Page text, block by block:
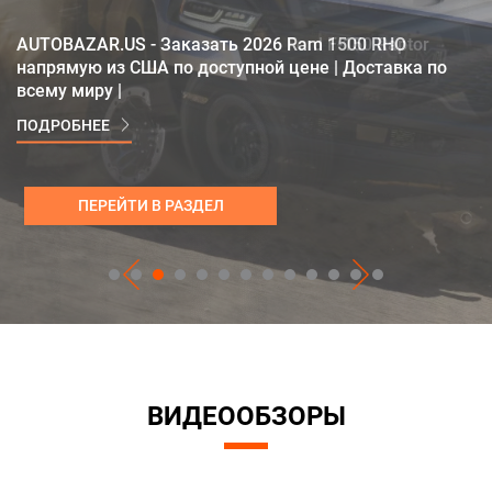
ПЕРЕЙТИ В РАЗДЕЛ
ПЕРЕЙТИ В РАЗДЕЛ
AUTOBAZAR.US - Заказать 2026 Ram 1500 RHO
напрямую из США по доступной цене | Доставка по
всему миру |
ПОДРОБНЕЕ
ПЕРЕЙТИ В РАЗДЕЛ
ПЕРЕЙТИ В РАЗДЕЛ
ПЕРЕЙТИ В РАЗДЕЛ
ПЕРЕЙТИ В РАЗДЕЛ
ПЕРЕЙТИ В РАЗДЕЛ
ПЕРЕЙТИ В РАЗДЕЛ
ПЕРЕЙТИ В РАЗДЕЛ
ПЕРЕЙТИ В РАЗДЕЛ
ПЕРЕЙТИ В РАЗДЕЛ
2026
ПЕРЕЙТИ В РАЗДЕЛ
ПЕРЕЙТИ В РАЗДЕЛ
ВИДЕООБЗОРЫ